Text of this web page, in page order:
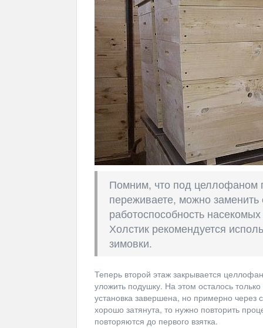
Помним, что под целлофаном
переживаете, можно
работоспособность
Холстик рекомендуется
зимовки.
Теперь второй этаж закрывается
уложить подушку. На этом осталось
установка завершена, но примерно
хорошо затянута, то нужно повторить
повторяются до первого взятка.